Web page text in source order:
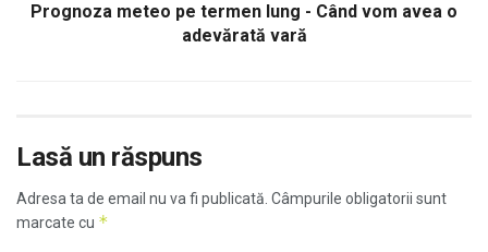
Prognoza meteo pe termen lung - Când vom avea o
adevărată vară
Lasă un răspuns
Adresa ta de email nu va fi publicată. Câmpurile obligatorii sunt
marcate cu *